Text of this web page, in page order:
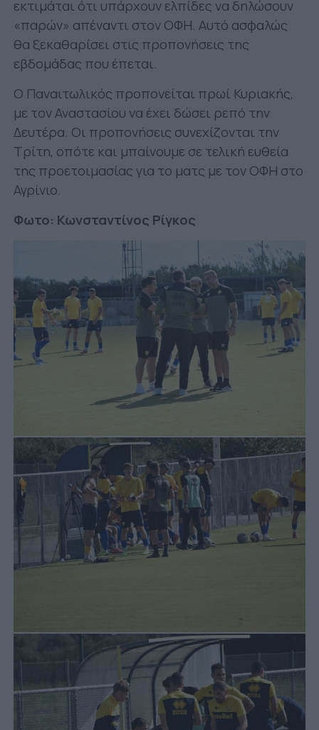
εκτιμάται ότι υπάρχουν ελπίδες να δηλώσουν
«παρών» απέναντι στον ΟΦΗ. Αυτό ασφαλώς
θα ξεκαθαρίσει στις προπονήσεις της
εβδομάδας που έπεται.
Ο Παναιτωλικός προπονείται πρωί Κυριακής,
με τον Αναστασίου να έχει δώσει ρεπό την
Δευτέρα. Οι προπονήσεις συνεχίζονται την
Τρίτη, οπότε και μπαίνουμε σε τελική ευθεία
της προετοιμασίας για το ματς με τον ΟΦΗ στο
Αγρίνιο.
Φωτο: Κωνσταντίνος Ρίγκος